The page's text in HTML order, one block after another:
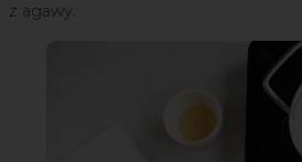
z agawy.